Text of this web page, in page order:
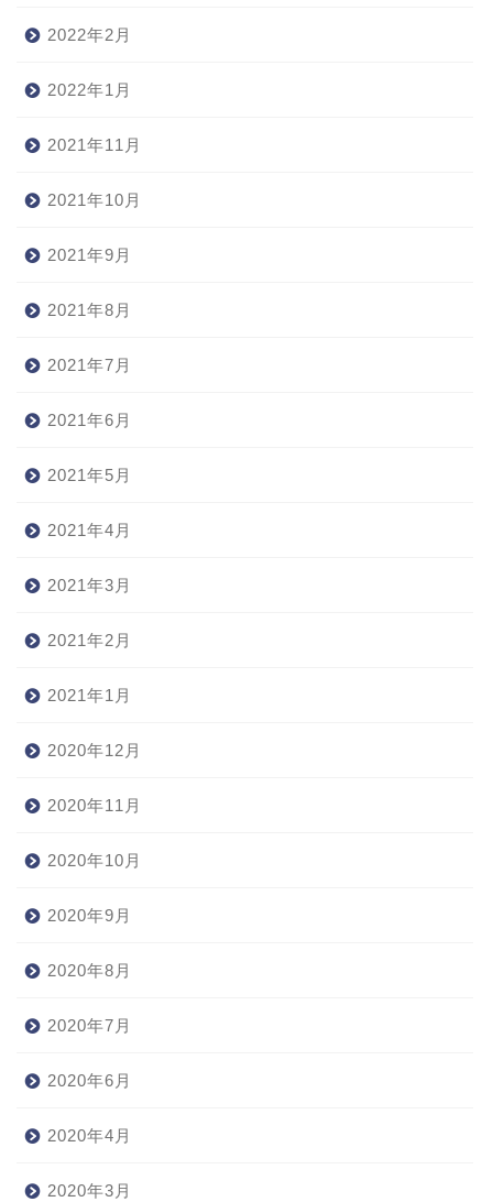
2022年2月
2022年1月
2021年11月
2021年10月
2021年9月
2021年8月
2021年7月
2021年6月
2021年5月
2021年4月
2021年3月
2021年2月
2021年1月
2020年12月
2020年11月
2020年10月
2020年9月
2020年8月
2020年7月
2020年6月
2020年4月
2020年3月